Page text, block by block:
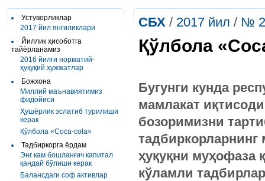
Устуворликлар
2017 йил янгиликлари
Йиллик ҳисоботга
тайёрланамиз
2016 йилги норматий-
ҳуқуқий ҳужжатлар
Божхона
Миллий маънавиятимиз
фидойиси
Ҳушёрлик эслатиб турилиши
керак
Қўлбола «Соса-соla»
Тадбиркорга ёрдам
Энг кам бошланғич капитал
қандай бўлиши керак
Балансдаги соф активлар
СБХ / 2017 йил / № 2
Қўлбола
Бугунги кунда
мамлакат
бозоримизни
ҳуқуқни муҳофаза
кўламли